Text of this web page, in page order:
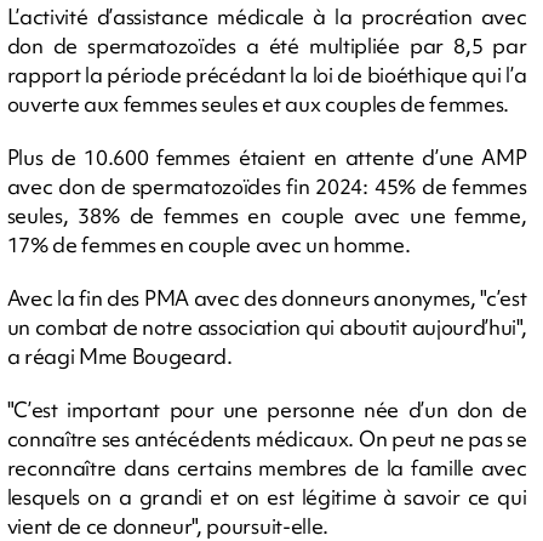
L’activité d’assistance médicale à la procréation avec
don de spermatozoïdes a été multipliée par 8,5 par
rapport la période précédant la loi de bioéthique qui l’a
ouverte aux femmes seules et aux couples de femmes.
Plus de 10.600 femmes étaient en attente d’une AMP
avec don de spermatozoïdes fin 2024: 45% de femmes
seules, 38% de femmes en couple avec une femme,
17% de femmes en couple avec un homme.
Avec la fin des PMA avec des donneurs anonymes, "c’est
un combat de notre association qui aboutit aujourd’hui",
a réagi Mme Bougeard.
"C’est important pour une personne née d’un don de
connaître ses antécédents médicaux. On peut ne pas se
reconnaître dans certains membres de la famille avec
lesquels on a grandi et on est légitime à savoir ce qui
vient de ce donneur", poursuit-elle.